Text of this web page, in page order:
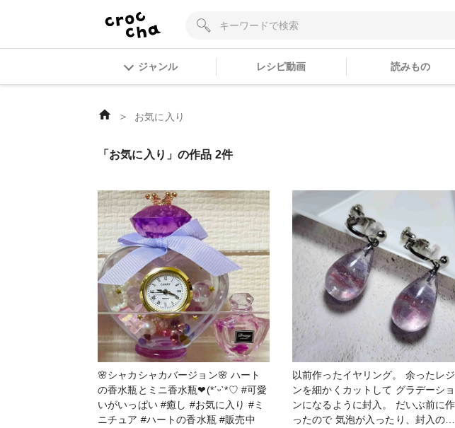
ジャンル レシピ動画 読みもの
＞ お気に入り
「お気に入り」の作品 2件
🌸シャカシャカバージョン🌸 ハート
の香水瓶とミニ香水瓶❤︎(*ˊᵕˋ*♡ #可愛
いがいっぱい #癒し #お気に入り #ミ
ニチュア #ハートの香水瓶 #販売中
以前作ったイヤリング。 余ったレジ
ンを細かくカットして グラデーショ
ンになるように封入。 だいぶ前に作
ったので 気泡が入ったり、封入の仕